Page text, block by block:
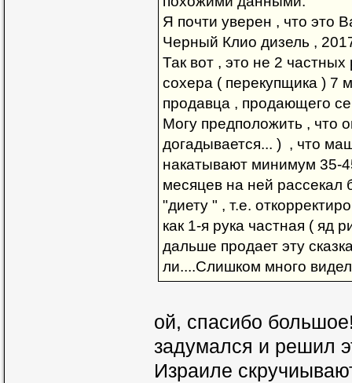
Я почти уверен , что это
Черный Клио дизель ,
Так вот , это не 2
сохера ( перекупщика ) 7
продавца , продающего
Могу предположить , что
догадывается... ) , что
накатывают минимум 35-
месяцев на ней
"диету " , т.е.
как 1-я рука частная ( яд
дальше продает эту
ли....Слишком много
ой, спасибо
задумался и решил
Израиле